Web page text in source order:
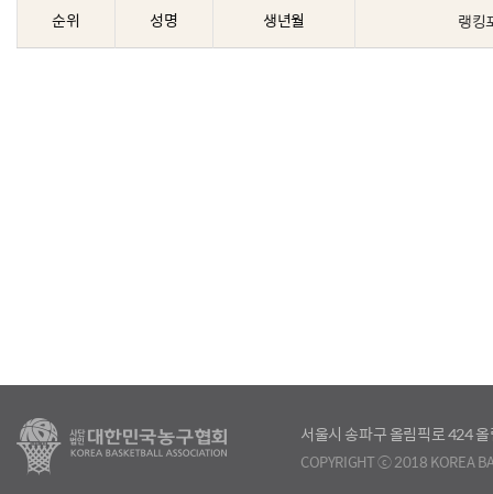
순위 성명 생년월 랭킹
서울시 송파구 올림픽로 424
COPYRIGHT ⓒ 2018 KOREA